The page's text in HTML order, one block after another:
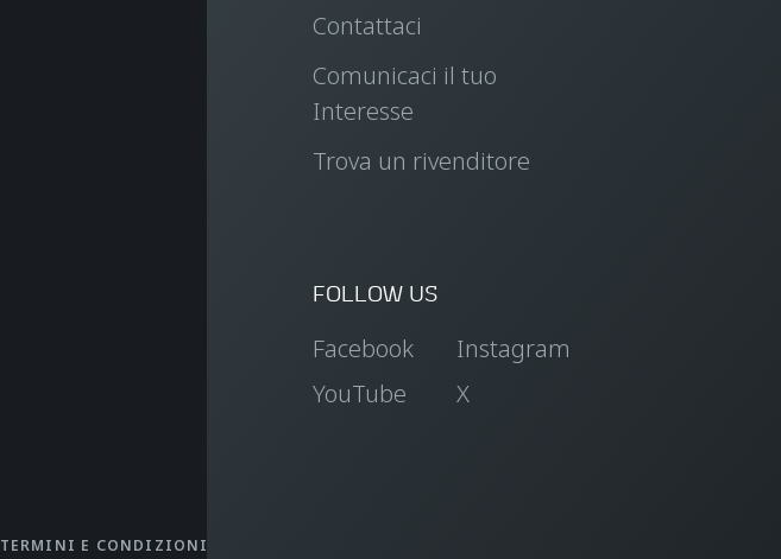
TERMINI E CONDIZIONI
Contattaci
Comunicaci il tuo
Interesse
Trova un rivenditore
FOLLOW US
Facebook
Instagram
YouTube
X